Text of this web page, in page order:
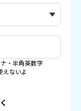
・半角英数字
えないよ